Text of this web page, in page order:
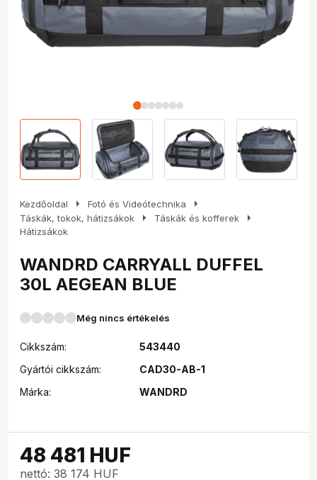
Kezdőoldal arrow_right Fotó és Videótechnika arrow_right
Táskák, tokok, hátizsákok arrow_right Táskák és kofferek arrow_right
Hátizsákok
WANDRD CARRYALL DUFFEL
30L AEGEAN BLUE
Még nincs értékelés
Cikkszám:
543440
Gyártói cikkszám:
CAD30-AB-1
Márka:
WANDRD
48 481 HUF
nettó: 38 174 HUF